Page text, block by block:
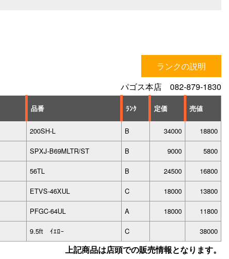
ランクの説明
パゴス本店 082-879-1830
品番 ﾗﾝｸ 定価 売値
200SH-L B 34000 18800
SPXJ-B69MLTR/ST B 9000 5800
56TL B 24500 16800
ETVS-46XUL C 18000 13800
PFGC-64UL A 18000 11800
9.5ft ｲｴﾛｰ C 38000
上記商品は店頭での販売情報となります。